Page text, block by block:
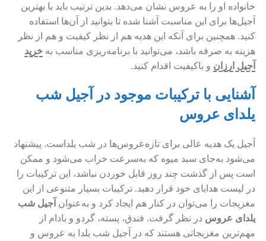
خانواده او را به عروس نشان می‌دهد. بدین ترتیب باید با بهترین
آجیل‌ها برای این مناسبت آشنا شده تا بتوانید از آن‌ها استفاده
کنید. همچنین برای آنکه این هدیه هم از نظر کیفیت و هم از نظر
هزینه به صرفه باشد، می‌توانید با برنامه‌ریزی مناسب به خرید
آجیل ارزان و باکیفیت اقدام کنید.
آشنایی با ترکیبات موجود در آجیل شب
یلدای عروس
آجیل یک هدیه عالی برای تازه‌عروس‌ها در شب یلداست. پیشنهاد
می‌شود به‌جای سبد میوه که به‌سرعت خراب می‌شود و ممکن
است پس از گذشت چند روز قابل خوردن نباشد، این ترکیبات را
در لیست هدایای خود قرار دهید. ترکیبات بسیار متنوعی از این
مغزیجات را می‌توان در کنار هم ایجاد کرد و به‌عنوان آجیل شب
یلدای عروس در نظر گرفت. فندق، پسته، گردو و بادام از
مهم‌ترین مغزیجاتی هستند که در آجیل شب یلدا به عروس و